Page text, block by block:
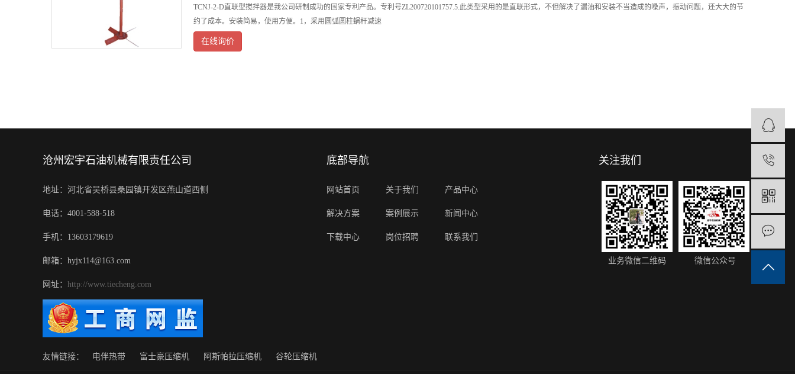
TCNJ-2-D直联型搅拌器是我公司研制成功的国家专利产品。专利号ZL200720101757.5.此类型采用的是直联形式，不但解决了漏油和安装不当造成的噪声，振动问题，还大大的节
约了成本。安装简易，使用方便。1，采用圆弧圆柱蜗杆减速
在线询价
沧州宏宇石油机械有限责任公司
地址：河北省吴桥县桑园镇开发区燕山道西侧
电话：4001-588-518
手机：13603179619
邮箱：hyjx114@163.com
网址： http://www.tiecheng.com
底部导航
网站首页 关于我们 产品中心
解决方案 案例展示 新闻中心
下载中心 岗位招聘 联系我们
关注我们
业务微信二维码 微信公众号
友情链接： 电伴热带 富士豪压缩机 阿斯帕拉压缩机 谷轮压缩机